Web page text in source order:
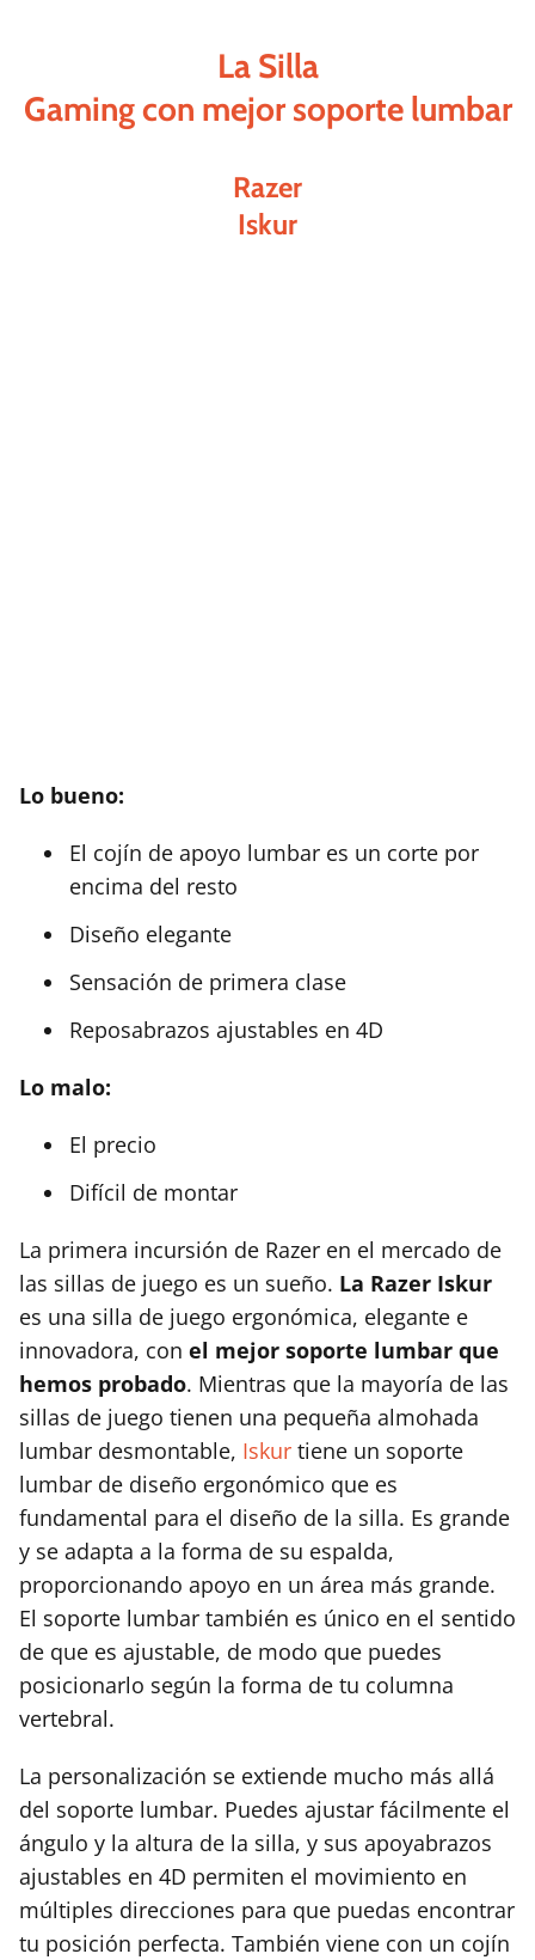
La Silla
Gaming con mejor soporte lumbar
Razer
Iskur
Lo bueno:
El cojín de apoyo lumbar es un corte por
encima del resto
Diseño elegante
Sensación de primera clase
Reposabrazos ajustables en 4D
Lo malo:
El precio
Difícil de montar
La primera incursión de Razer en el mercado de
las sillas de juego es un sueño. La Razer Iskur
es una silla de juego ergonómica, elegante e
innovadora, con el mejor soporte lumbar que
hemos probado. Mientras que la mayoría de las
sillas de juego tienen una pequeña almohada
lumbar desmontable, Iskur tiene un soporte
lumbar de diseño ergonómico que es
fundamental para el diseño de la silla. Es grande
y se adapta a la forma de su espalda,
proporcionando apoyo en un área más grande.
El soporte lumbar también es único en el sentido
de que es ajustable, de modo que puedes
posicionarlo según la forma de tu columna
vertebral.
La personalización se extiende mucho más allá
del soporte lumbar. Puedes ajustar fácilmente el
ángulo y la altura de la silla, y sus apoyabrazos
ajustables en 4D permiten el movimiento en
múltiples direcciones para que puedas encontrar
tu posición perfecta. También viene con un cojín